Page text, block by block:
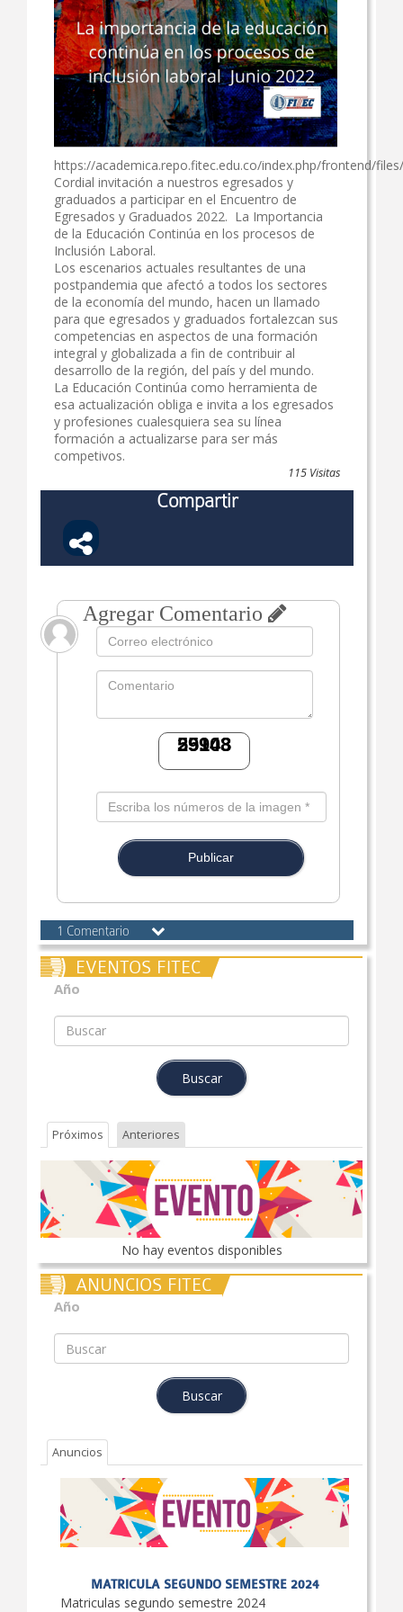
Egresados
Servicios y beneficios
Seguimiento a egresados
Punto de encuentro
Alianzas
Empleadores
Contacto
Administrativos
Reseña histórica
Filosofía institucional
Símbolos institucionales
Administrativos
Organos de gobierno
Sistema de gestión de calidad
Sistema de gestión de seguridad y salud en el trabajo
Registro calificado y acreditación
Convocatorias
Política Protección de Datos
Sector Empresarial
Correo
Centro de contacto
Aula Virtual
Biblioteca
Bienestar
Investigación
Extensión
Egresados
https://academica.repo.fitec.edu.co/index.php/frontend/
Cordial invitación a nuestros egresados y
graduados a participar en el Encuentro de
Egresados y Graduados 2022. La Importancia
de la Educación Continúa en los procesos de
Inclusión Laboral.
Los escenarios actuales resultantes de una
postpandemia que afectó a todos los sectores
de la economía del mundo, hacen un llamado
para que egresados y graduados fortalezcan sus
competencias en aspectos de una formación
integral y globalizada a fin de contribuir al
desarrollo de la región, del país y del mundo.
La Educación Continúa como herramienta de
esa actualización obliga e invita a los egresados
y profesiones cualesquiera sea su línea
formación a actualizarse para ser más
competivos.
115 Visitas
Compartir
Agregar Comentario 
Publicar
1 Comentario 
EVENTOS FITEC
Año
Próximos Anteriores
No hay eventos disponibles
ANUNCIOS FITEC
Año
Anuncios
MATRICULA SEGUNDO SEMESTRE 2024
Matriculas segundo semestre 2024